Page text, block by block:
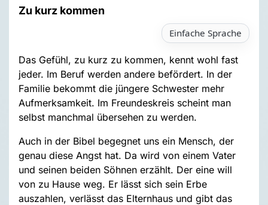
Zu kurz kommen
Einfache Sprache
Das Gefühl, zu kurz zu kommen, kennt wohl fast
jeder. Im Beruf werden andere befördert. In der
Familie bekommt die jüngere Schwester mehr
Aufmerksamkeit. Im Freundeskreis scheint man
selbst manchmal übersehen zu werden.
Auch in der Bibel begegnet uns ein Mensch, der
genau diese Angst hat. Da wird von einem Vater
und seinen beiden Söhnen erzählt. Der eine will
von zu Hause weg. Er lässt sich sein Erbe
auszahlen, verlässt das Elternhaus und gibt das